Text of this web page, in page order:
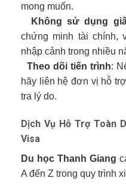
mong muốn.
Không sử dụng
chứng minh tài chính,
nhập cảnh trong nhiều
Theo dõi tiến trình:
hãy liên hệ đơn vị hỗ
tra lý do.
Dịch Vụ Hỗ Trợ Toàn
Visa
Du học Thanh Giang
A đến Z trong quy trình